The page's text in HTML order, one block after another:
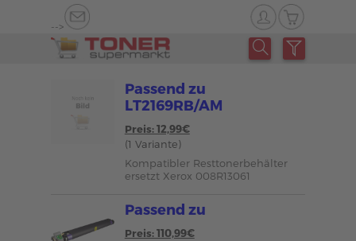
-->
Passend zu
LT2169RB/AM
Preis: 12,99€
(1 Variante)
Kompatibler Resttonerbehälter
ersetzt Xerox 008R13061
Passend zu
Preis: 110,99€